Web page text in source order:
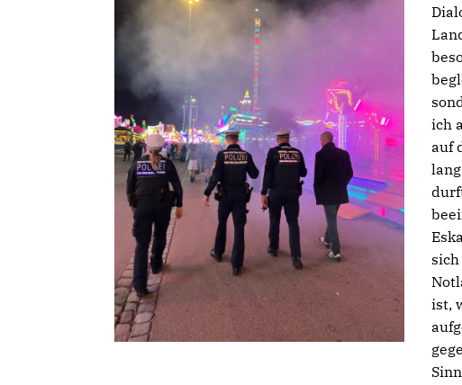
ich
auf
ist,